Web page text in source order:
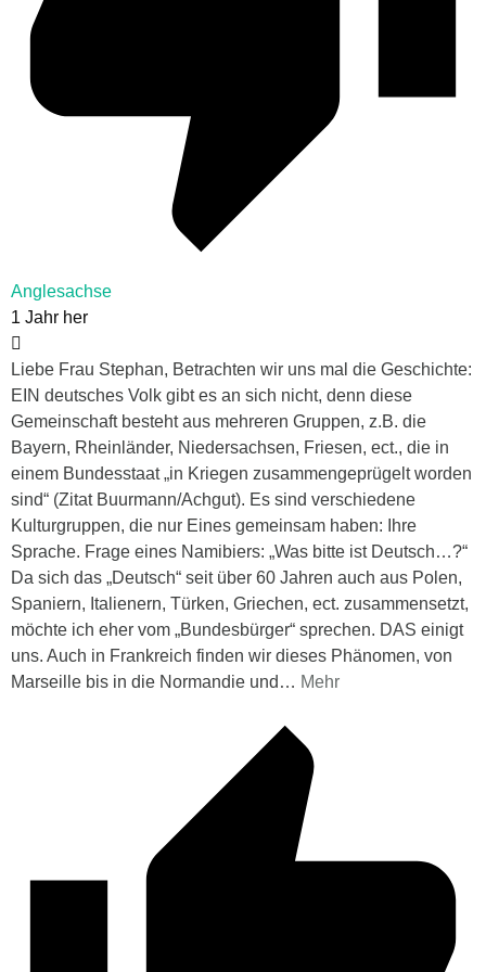
Anglesachse
1 Jahr her
Liebe Frau Stephan, Betrachten wir uns mal die Geschichte:
EIN deutsches Volk gibt es an sich nicht, denn diese
Gemeinschaft besteht aus mehreren Gruppen, z.B. die
Bayern, Rheinländer, Niedersachsen, Friesen, ect., die in
einem Bundesstaat „in Kriegen zusammengeprügelt worden
sind“ (Zitat Buurmann/Achgut). Es sind verschiedene
Kulturgruppen, die nur Eines gemeinsam haben: Ihre
Sprache. Frage eines Namibiers: „Was bitte ist Deutsch…?“
Da sich das „Deutsch“ seit über 60 Jahren auch aus Polen,
Spaniern, Italienern, Türken, Griechen, ect. zusammensetzt,
möchte ich eher vom „Bundesbürger“ sprechen. DAS einigt
uns. Auch in Frankreich finden wir dieses Phänomen, von
Marseille bis in die Normandie und … Mehr